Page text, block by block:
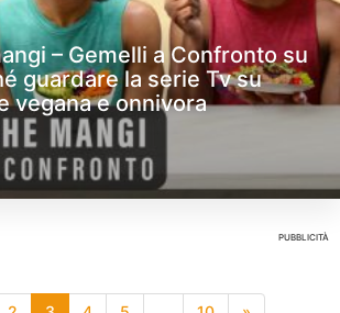
– Gemelli a Confronto su
guardare la serie Tv su
vegana e onnivora
PUBBLICITÀ